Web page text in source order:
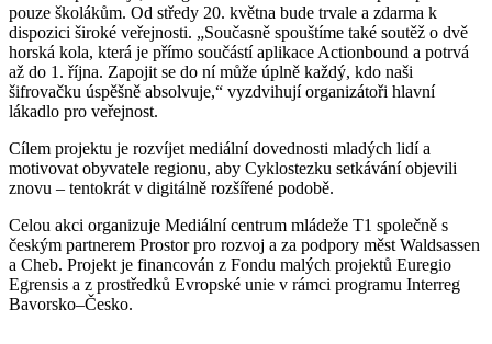
pouze školákům. Od středy 20. května bude trvale a zdarma k
dispozici široké veřejnosti. „Současně spouštíme také soutěž o dvě
horská kola, která je přímo součástí aplikace Actionbound a potrvá
až do 1. října. Zapojit se do ní může úplně každý, kdo naši
šifrovačku úspěšně absolvuje,“ vyzdvihují organizátoři hlavní
lákadlo pro veřejnost.
Cílem projektu je rozvíjet mediální dovednosti mladých lidí a
motivovat obyvatele regionu, aby Cyklostezku setkávání objevili
znovu – tentokrát v digitálně rozšířené podobě.
Celou akci organizuje Mediální centrum mládeže T1 společně s
českým partnerem Prostor pro rozvoj a za podpory měst Waldsassen
a Cheb. Projekt je financován z Fondu malých projektů Euregio
Egrensis a z prostředků Evropské unie v rámci programu Interreg
Bavorsko–Česko.